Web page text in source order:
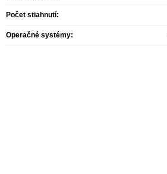
Počet stiahnutí:
Operačné systémy: